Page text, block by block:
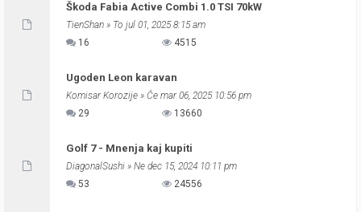
Škoda Fabia Active Combi 1.0 TSI 70kW
TienShan » To jul 01, 2025 8:15 am
16
4515
Ugoden Leon karavan
Komisar Korozije » Če mar 06, 2025 10:56 pm
29
13660
Golf 7 - Mnenja kaj kupiti
DiagonalSushi » Ne dec 15, 2024 10:11 pm
53
24556